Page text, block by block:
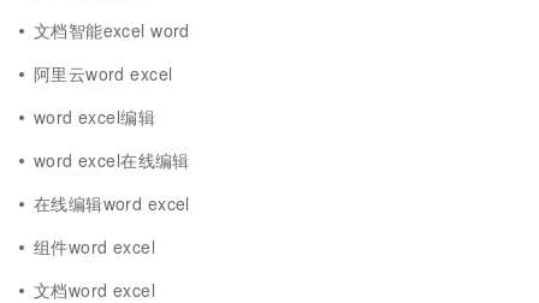
文档智能excel word
阿里云word excel
word excel编辑
word excel在线编辑
在线编辑word excel
组件word excel
文档word excel